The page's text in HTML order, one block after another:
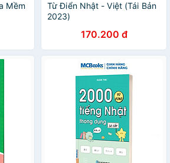
Mềm
Từ Điển Nhật - Việt (Tái Bản
2023)
170.200 đ